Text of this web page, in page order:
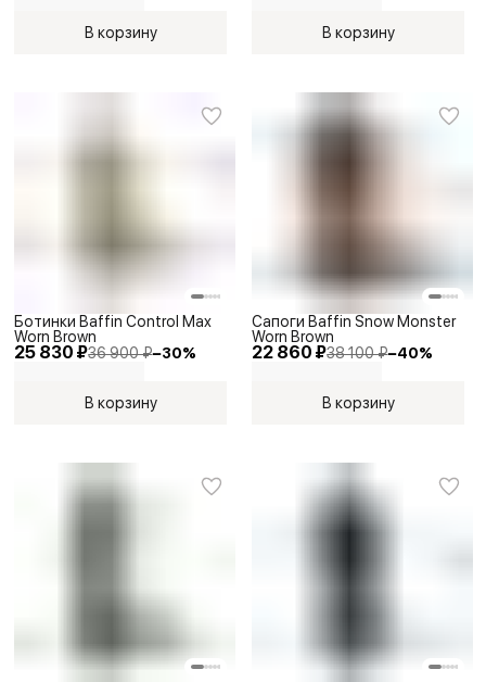
В корзину В корзину
25 830 ₽36 900 ₽−30%
Ботинки Baffin Control Max
Worn Brown
В корзину
22 860 ₽38 100 ₽−40%
Сапоги Baffin Snow Monster
Worn Brown
В корзину